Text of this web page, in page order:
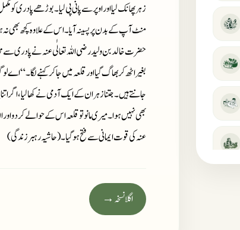
زہر پھانک لیا اور اوپر سے پانی پی لیا۔ بوڑھے پادری کو
منٹ آپ کے بدن پر پسینہ آیا۔ اس کے علاوہ کچھ بھی نہ
حضرت خالد بن ولید رضی اللہ تعالٰی عنہ نے پادری سے
بغیر اٹھ کر بھاگ گیا اور قلعہ میں جا کر کہنے لگا۔
جانتے ہیں۔ جتنا زہر ان کے ایک آدمی نے کھا لیا، اگر
بھی نہیں ہوا۔ میری مانو تو قلعہ اس کے حوالے کر دو
عنہ کی قوت ایمانی سے فتح ہوگیا۔ (حاشیہ رہبر زندگی)
اگلا نسخہ →